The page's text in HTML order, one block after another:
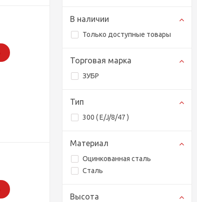
В наличии
Только доступные товары
Торговая марка
ЗУБР
Тип
300 ( E/J/8/47 )
Материал
Оцинкованная сталь
Сталь
Высота